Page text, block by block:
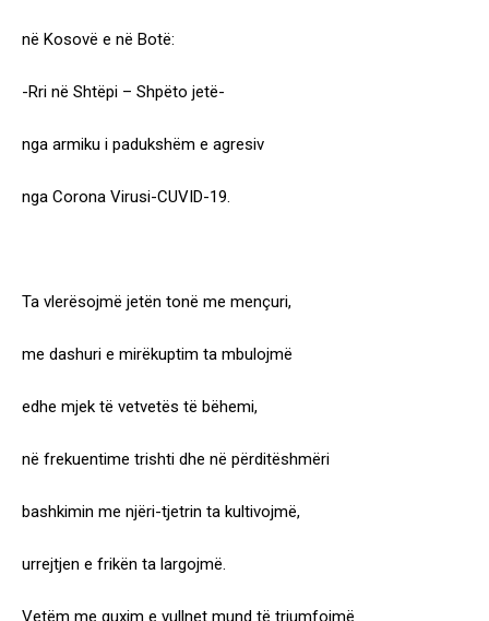
në Kosovë e në Botë:
-Rri në Shtëpi – Shpëto jetë-
nga armiku i padukshëm e agresiv
nga Corona Virusi-CUVID-19.
Ta vlerësojmë jetën tonë me mençuri,
me dashuri e mirëkuptim ta mbulojmë
edhe mjek të vetvetës të bëhemi,
në frekuentime trishti dhe në përditëshmëri
bashkimin me njëri-tjetrin ta kultivojmë,
urrejtjen e frikën ta largojmë.
Vetëm me guxim e vullnet mund të triumfojmë